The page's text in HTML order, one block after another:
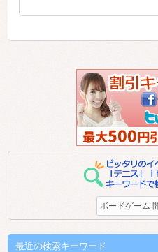
検
索:
最近の検索キーワード